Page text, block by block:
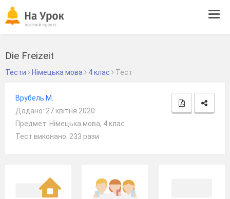
Die Freizeit
Тести Німецька мова 4 клас Тест
Врубель М.
Додано: 27 квітня 2020
Предмет: Німецька мова, 4 клас
Тест виконано: 233 рази